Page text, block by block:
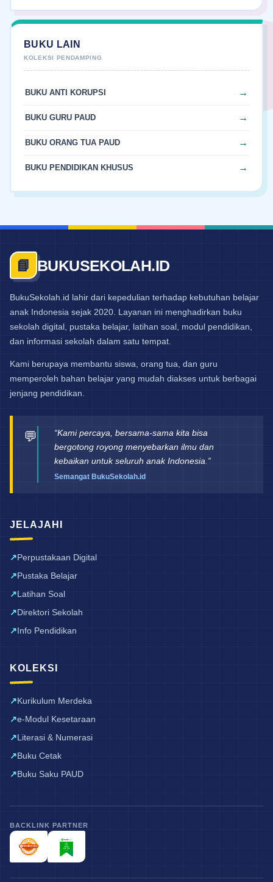
BUKU LAIN
BUKU ANTI KORUPSI
BUKU GURU PAUD
BUKU ORANG TUA PAUD
BUKU PENDIDIKAN KHUSUS
📘 BUKUSEKOLAH.ID
BukuSekolah.id lahir dari kepedulian terhadap kebutuhan belajar
anak Indonesia sejak 2020. Layanan ini menghadirkan buku
sekolah digital, pustaka belajar, latihan soal, modul pendidikan,
dan informasi sekolah dalam satu tempat.
Kami berupaya membantu siswa, orang tua, dan guru
memperoleh bahan belajar yang mudah diakses untuk berbagai
jenjang pendidikan.
💬
“Kami percaya, bersama-sama kita bisa
bergotong royong menyebarkan ilmu dan
kebaikan untuk seluruh anak Indonesia.”
Semangat BukuSekolah.id
JELAJAHI
Perpustakaan Digital
Pustaka Belajar
Latihan Soal
Direktori Sekolah
Info Pendidikan
KOLEKSI
Kurikulum Merdeka
e-Modul Kesetaraan
Literasi & Numerasi
Buku Cetak
Buku Saku PAUD
BACKLINK PARTNER